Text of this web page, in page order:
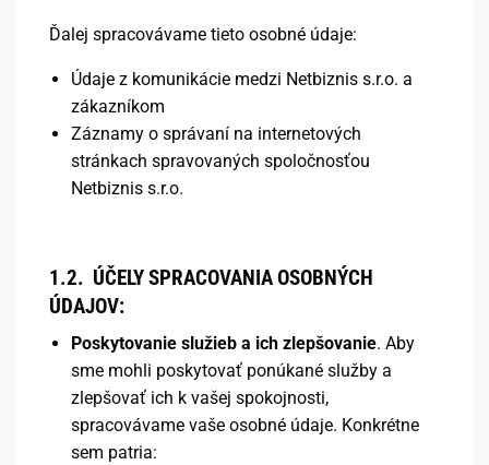
Ďalej spracovávame tieto osobné údaje:
Údaje z komunikácie medzi Netbiznis s.r.o. a
zákazníkom
Záznamy o správaní na internetových
stránkach spravovaných spoločnosťou
Netbiznis s.r.o.
1.2. ÚČELY SPRACOVANIA OSOBNÝCH
ÚDAJOV:
Poskytovanie služieb a ich zlepšovanie. Aby
sme mohli poskytovať ponúkané služby a
zlepšovať ich k vašej spokojnosti,
spracovávame vaše osobné údaje. Konkrétne
sem patria: